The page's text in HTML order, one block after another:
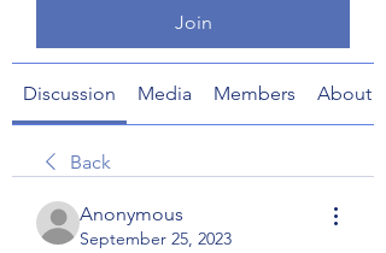
Join
Discussion Media Members About
Back
Anonymous
September 25, 2023